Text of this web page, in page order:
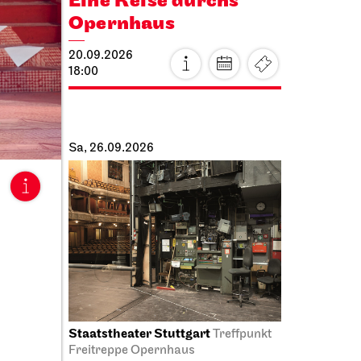
Opernhaus
20.09.2026
18:00
Sa, 26.09.2026
Staatstheater StuttgartTreffpunkt
Freitreppe Opernhaus